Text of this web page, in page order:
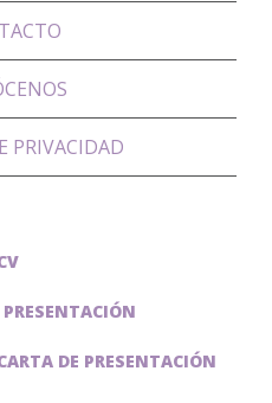
PRIVACIDAD
DE PRESENTACIÓN